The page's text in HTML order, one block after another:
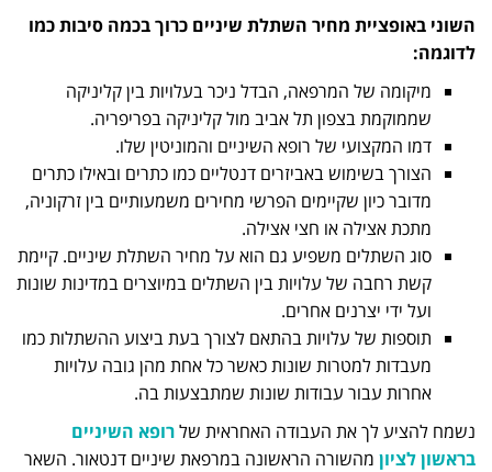
השוני באופציית מחיר השתלת שיניים כרוך בכמה סיבות כמו
לדוגמה:
מיקומה של המרפאה, הבדל ניכר בעלויות בין קליניקה
שממוקמת בצפון תל אביב מול קליניקה בפריפריה.
דמו המקצועי של רופא השיניים והמוניטין שלו.
הצורך בשימוש באביזרים דנטליים כמו כתרים ובאילו כתרים
מדובר כיון שקיימים הפרשי מחירים משמעותיים בין זרקוניה,
מתכת אצילה או חצי אצילה.
סוג השתלים משפיע גם הוא על מחיר השתלת שיניים. קיימת
קשת רחבה של עלויות בין השתלים במיוצרים במדינות שונות
ועל ידי יצרנים אחרים.
תוספות של עלויות בהתאם לצורך בעת ביצוע ההשתלות כמו
מעבדות למטרות שונות כאשר כל אחת מהן גובה עלויות
אחרות עבור עבודות שונות שמתבצעות בה.
נשמח להציע לך את העבודה האחראית שלרופא השיניים
בראשון לציון מהשורה הראשונה במרפאת שיניים דנטאור. השאר